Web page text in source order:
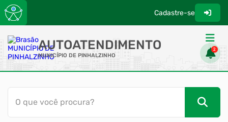
Cadastre-se
AUTOATENDIMENTO
MUNICÍPIO DE PINHALZINHO
2
ACESSO RÁPIDO
Acessibilidade
O que você procura?